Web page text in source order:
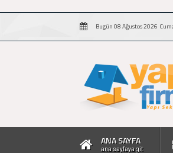
Bugün 08 Ağustos 2026
ANA SAYFA
ana sayfaya git